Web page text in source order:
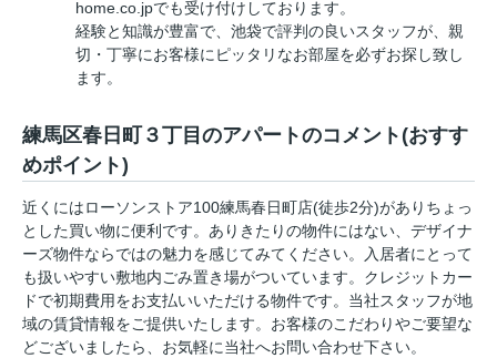
home.co.jpでも受け付けしております。
経験と知識が豊富で、池袋で評判の良いスタッフが、親
切・丁寧にお客様にピッタリなお部屋を必ずお探し致し
ます。
練馬区春日町３丁目のアパートのコメント(おすす
めポイント)
近くにはローソンストア100練馬春日町店(徒歩2分)がありちょっ
とした買い物に便利です。ありきたりの物件にはない、デザイナ
ーズ物件ならではの魅力を感じてみてください。入居者にとって
も扱いやすい敷地内ごみ置き場がついています。クレジットカー
ドで初期費用をお支払いいただける物件です。当社スタッフが地
域の賃貸情報をご提供いたします。お客様のこだわりやご要望な
どございましたら、お気軽に当社へお問い合わせ下さい。